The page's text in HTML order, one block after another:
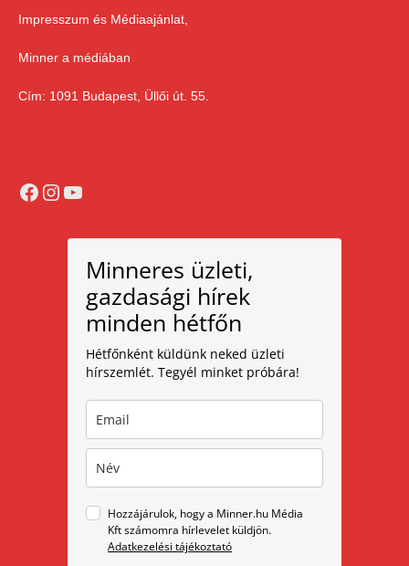
Impresszum és Médiaajánlat,
Minner a médiában
Cím: 1091 Budapest, Üllői út. 55.
Facebook
Instagram
YouTube
Minneres üzleti,
gazdasági hírek
minden hétfőn
Hétfőnként küldünk neked üzleti
hírszemlét. Tegyél minket próbára!
Hozzájárulok, hogy a Minner.hu Média
Kft számomra hírlevelet küldjön.
Adatkezelési tájékoztató